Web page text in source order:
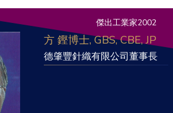
傑出工業家2002
方 鏗博士, GBS, CBE, JP
德肇豐針織有限公司董事長